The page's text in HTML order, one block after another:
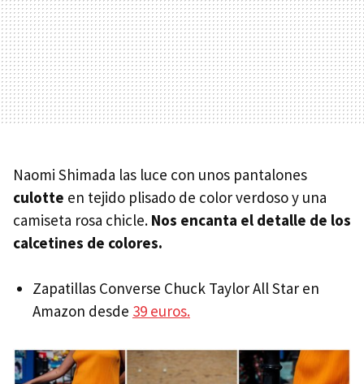
Naomi Shimada las luce con unos pantalones
culotte en tejido plisado de color verdoso y una
camiseta rosa chicle. Nos encanta el detalle de los
calcetines de colores.
Zapatillas Converse Chuck Taylor All Star en
Amazon desde 39 euros.